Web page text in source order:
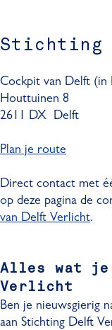
Cockpit van Delft (in
Houttuinen 8
2611 DX Delft
Plan je route
Direct contact met
op deze pagina de
van Delft Verlicht.
Alles wat
Verlicht
Ben je nieuwsgierig
aan Stichting Delft